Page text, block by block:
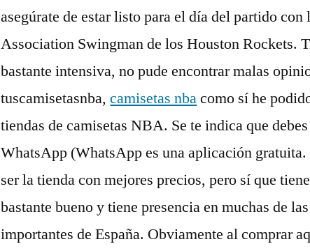
asegúrate de estar listo para el día del partido
Association Swingman de los Houston Rockets.
bastante intensiva, no pude encontrar malas
tuscamisetasnba,camisetas nbacomo sí he
tiendas de camisetas NBA. Se te indica que
WhatsApp (WhatsApp es una aplicación gratuita.
ser la tienda con mejores precios, pero sí que
bastante bueno y tiene presencia en muchas de
importantes de España. Obviamente al comprar